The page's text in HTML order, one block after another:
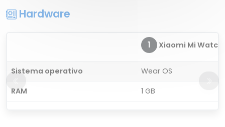
Hardware
1 Xiaomi Mi Watch
Sistema operativo
Wear OS
RAM
1 GB